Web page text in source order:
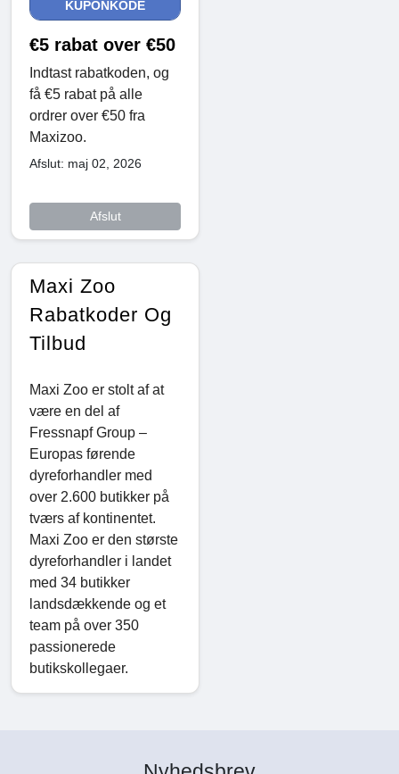
KUPONKODE
€5 rabat over €50
Indtast rabatkoden, og
få €5 rabat på alle
ordrer over €50 fra
Maxizoo.
Afslut: maj 02, 2026
Afslut
Maxi Zoo
Rabatkoder Og
Tilbud
Maxi Zoo er stolt af at
være en del af
Fressnapf Group –
Europas førende
dyreforhandler med
over 2.600 butikker på
tværs af kontinentet.
Maxi Zoo er den største
dyreforhandler i landet
med 34 butikker
landsdækkende og et
team på over 350
passionerede
butikskollegaer.